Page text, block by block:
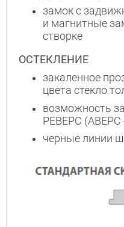
замок с
и магнитные
створке
ОСТЕКЛЕНИЕ
закаленное
цвета стекло
возможность
РЕВЕРС (АВЕРС
черные линии